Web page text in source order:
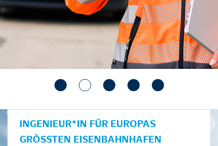
INGENIEUR*IN FÜR EUROPAS
GRÖSSTEN EISENBAHNHAFEN